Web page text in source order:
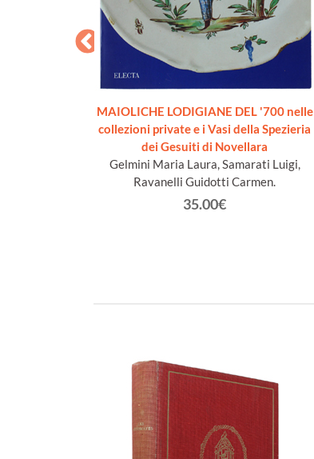
MAIOLICHE LODIGIANE DEL '700 nelle
collezioni private e i Vasi della Spezieria
dei Gesuiti di Novellara
Gelmini Maria Laura, Samarati Luigi,
Ravanelli Guidotti Carmen.
35.00€